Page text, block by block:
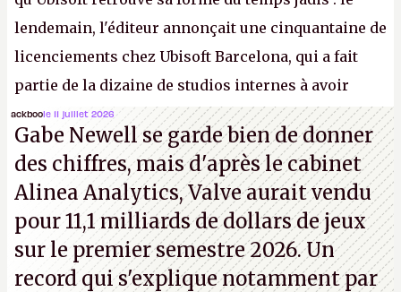
lendemain, l'éditeur annonçait une cinquantaine de
licenciements chez Ubisoft Barcelona, qui a fait
partie de la dizaine de studios internes à avoir
travaillé sur cetAssassin's Creedsous la direction
d'Ubisoft Singapour.A.
ackboole 11 juillet 2026
Gabe Newell se garde bien de donner
des chiffres, mais d'après le cabinet
Alinea Analytics, Valve aurait vendu
pour 11,1 milliards de dollars de jeux
sur le premier semestre 2026. Un
record qui s'explique notamment par